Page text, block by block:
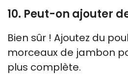
10. Peut-on ajouter
Bien sûr ! Ajoutez du
morceaux de jambon
plus complète.